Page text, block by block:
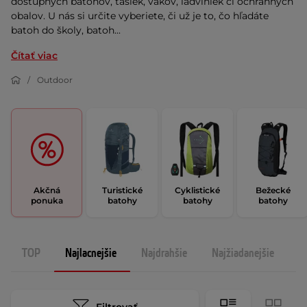
obalov. U nás si určite vyberiete, či už je to, čo hľadáte
batoh do školy, batoh...
Čítať viac
Outdoor
Akčná
ponuka
Turistické
batohy
Cyklistické
batohy
Bežecké
batohy
TOP Najlacnejšie Najdrahšie Najžiadanejšie